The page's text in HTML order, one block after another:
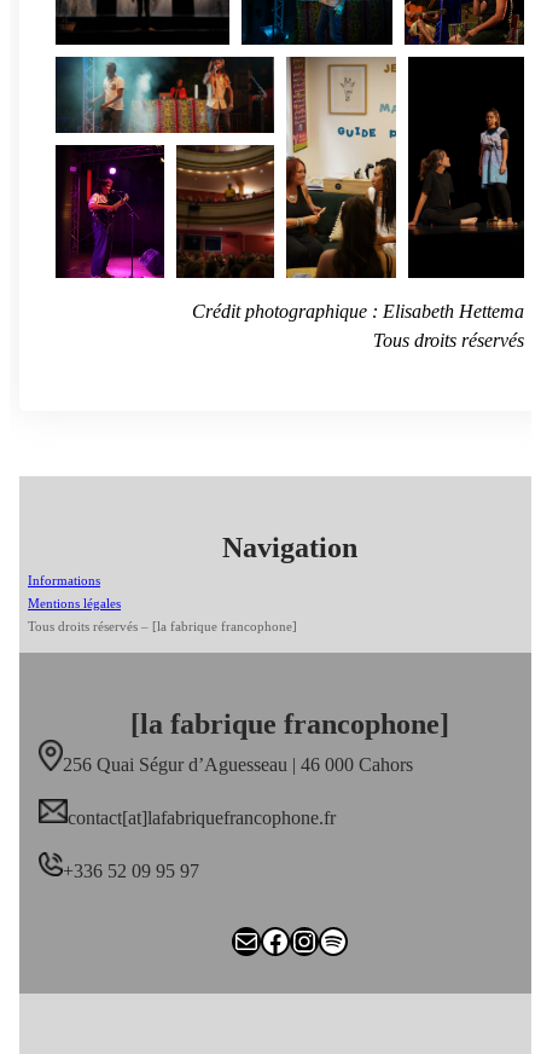
Crédit photographique : Elisabeth Hettema
Tous droits réservés
Navigation
Informations
Mentions légales
Tous droits réservés – [la fabrique francophone]
[la fabrique francophone]
256 Quai Ségur d’Aguesseau | 46 000 Cahors
contact[at]lafabriquefrancophone.fr
+336 52 09 95 97